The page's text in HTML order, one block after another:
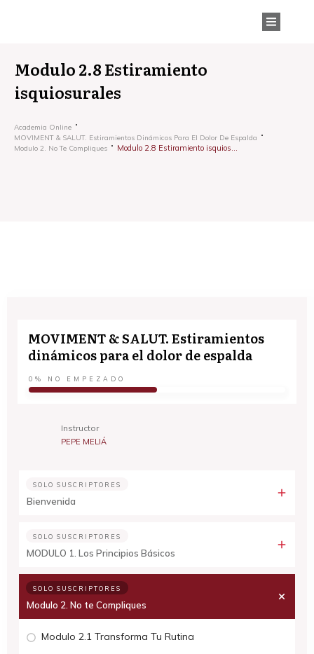
Modulo 2.8 Estiramiento
isquiosurales
Academia Online
MOVIMENT & SALUT. Estiramientos Dinámicos Para El Dolor De Espalda
Modulo 2. No Te Compliques
MOVIMENT & SALUT. Estiramientos
dinámicos para el dolor de espalda
0% NO EMPEZADO
Instructor
PEPE MELIÁ
SOLO SUSCRIPTORES
Bienvenida
SOLO SUSCRIPTORES
MODULO 1. Los Principios Básicos
SOLO SUSCRIPTORES
Modulo 2. No te Compliques
Modulo 2.1 Transforma Tu Rutina